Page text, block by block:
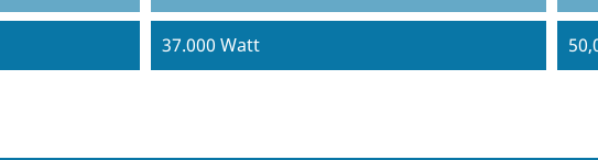
37.000 Watt